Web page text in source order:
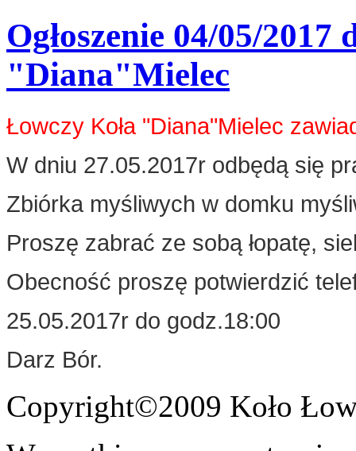
Ogłoszenie 04/05/
"Diana"Mielec
Łowczy Koła "Diana"Mielec
W dniu 27.05.2017r odbędą się
Zbiórka myśliwych w domku
Proszę zabrać ze sobą łopatę,
Obecność proszę potwierdzić
25.05.2017r do godz.18:00
Darz Bór.
Copyright©2009 Koło